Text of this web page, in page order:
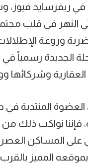
المرحلة الجديدة اسم “كابري
النهر في قلب
وروعة
الجديدة رسمياً في
وشركائها
المنتدبة في
فإننا نواكب ذلك
على المساكن
بموقعه المميز